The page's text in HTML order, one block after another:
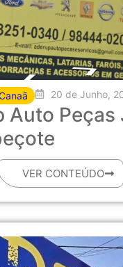
20 de Junho,
Auto Peças
VER CONTEÚDO